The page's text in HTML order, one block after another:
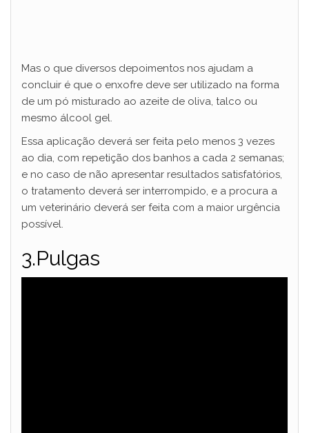
Mas o que diversos depoimentos nos ajudam a
concluir é que o enxofre deve ser utilizado na forma
de um pó misturado ao azeite de oliva, talco ou
mesmo álcool gel.
Essa aplicação deverá ser feita pelo menos 3 vezes
ao dia, com repetição dos banhos a cada 2 semanas;
e no caso de não apresentar resultados satisfatórios,
o tratamento deverá ser interrompido, e a procura a
um veterinário deverá ser feita com a maior urgência
possível.
3.Pulgas